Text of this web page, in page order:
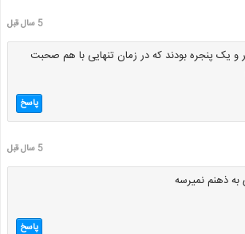
5 سال قبل
و یک پنجره بودند که در زمان تنهایی با هم صحبت
پاسخ
5 سال قبل
ذهنم نمیرسه
پاسخ